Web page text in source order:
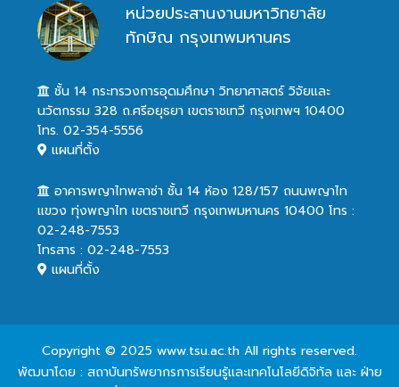
หน่วยประสานงานมหาวิทยาลัย
ทักษิณ กรุงเทพมหานคร
ชั้น 14 กระทรวงการอุดมศึกษา วิทยาศาสตร์ วิจัยและ
นวัตกรรม 328 ถ.ศรีอยุธยา เขตราชเทวี กรุงเทพฯ 10400
โทร. 02-354-5556
แผนที่ตั้ง
อาคารพญาไทพลาซ่า ชั้น 14 ห้อง 128/157 ถนนพญาไท
แขวง ทุ่งพญาไท เขตราชเทวี กรุงเทพมหานคร 10400 โทร :
02-248-7553
โทรสาร : 02-248-7553
แผนที่ตั้ง
Copyright © 2025 www.tsu.ac.th All rights reserved.
พัฒนาโดย : สถาบันทรัพยากรการเรียนรู้และเทคโนโลยีดิจิทัล และ ฝ่าย